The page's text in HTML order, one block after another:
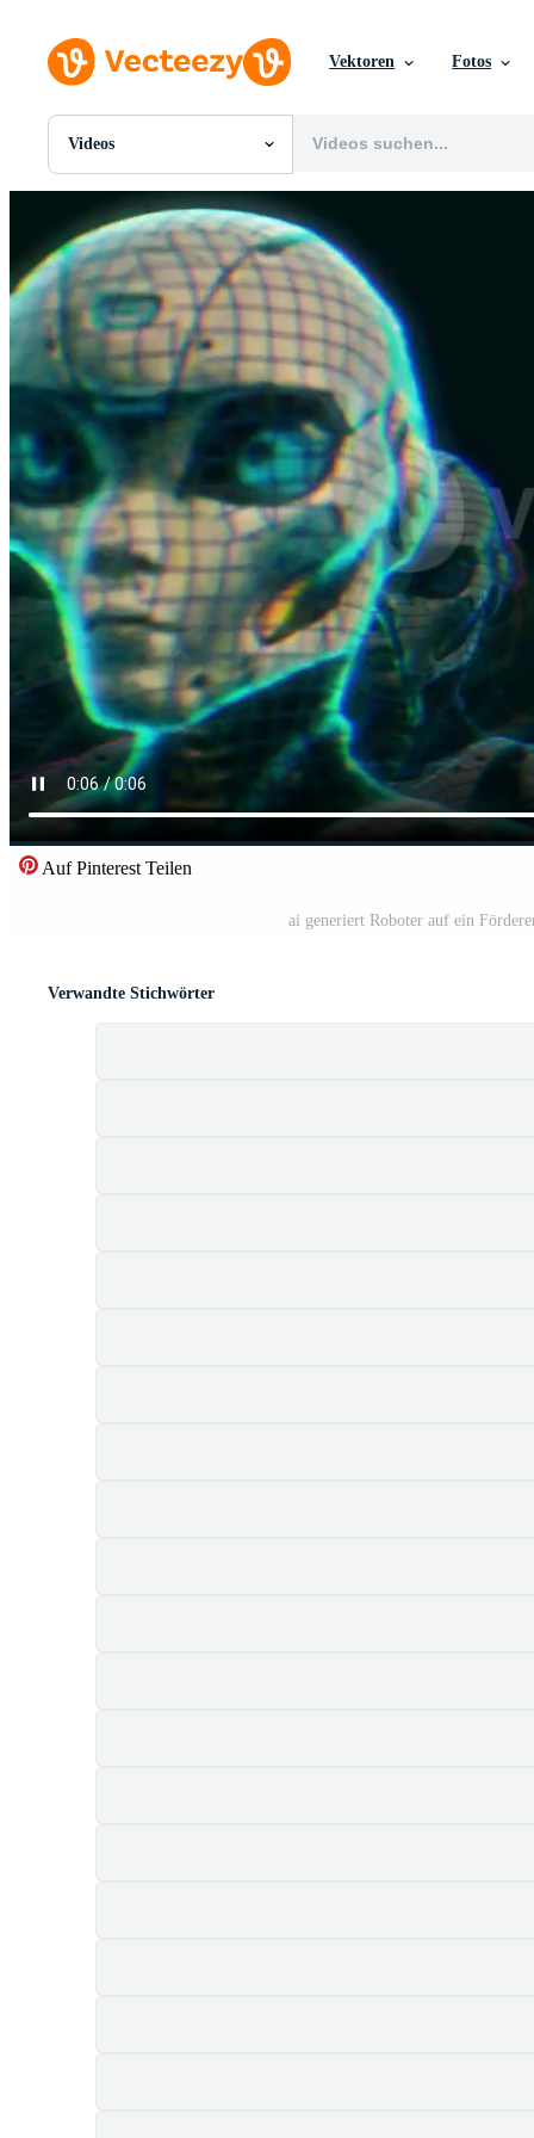
Vektoren Fotos
Videos
Alle Bilder
Fotos
PNGs
PSDs
SVGs
Vorlagen
Vektoren
Videos
Motion Graphics
Redaktionelle Bilder
Redaktionelle Ereignisse
Auf Pinterest Teilen
ai generiert Roboter auf ein
Verwandte Stichwörter